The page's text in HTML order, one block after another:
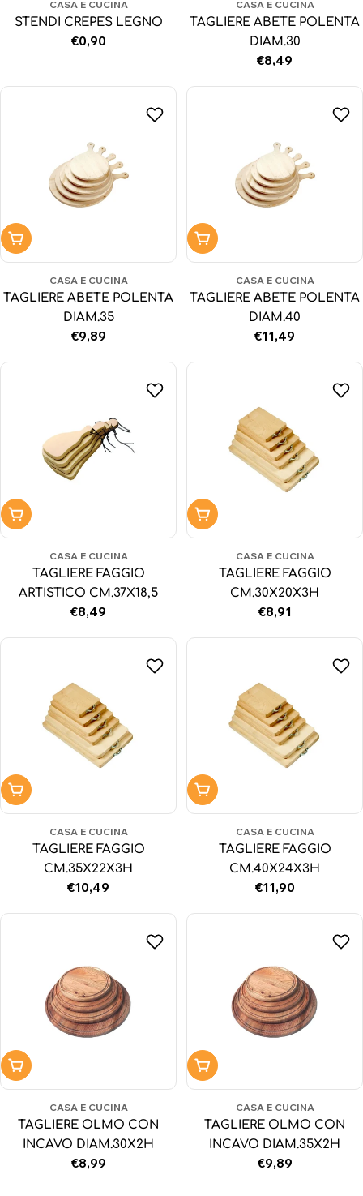
CASA E CUCINA
STENDI CREPES LEGNO
Prezzo
€0,90
CASA E CUCINA
TAGLIERE ABETE POLENTA
DIAM.30
Prezzo
€8,49
Aggiungi al carrello
CASA E CUCINA
TAGLIERE ABETE POLENTA
DIAM.35
Prezzo
€9,89
Aggiungi al carrello
CASA E CUCINA
TAGLIERE ABETE POLENTA
DIAM.40
Prezzo
€11,49
Aggiungi al carrello
CASA E CUCINA
TAGLIERE FAGGIO
ARTISTICO CM.37X18,5
Prezzo
€8,49
Aggiungi al carrello
CASA E CUCINA
TAGLIERE FAGGIO
CM.30X20X3H
Prezzo
€8,91
Aggiungi al carrello
CASA E CUCINA
TAGLIERE FAGGIO
CM.35X22X3H
Prezzo
€10,49
Aggiungi al carrello
CASA E CUCINA
TAGLIERE FAGGIO
CM.40X24X3H
Prezzo
€11,90
Aggiungi al carrello
CASA E CUCINA
TAGLIERE OLMO CON
INCAVO DIAM.30X2H
Prezzo
€8,99
Aggiungi al carrello
CASA E CUCINA
TAGLIERE OLMO CON
INCAVO DIAM.35X2H
Prezzo
€9,89